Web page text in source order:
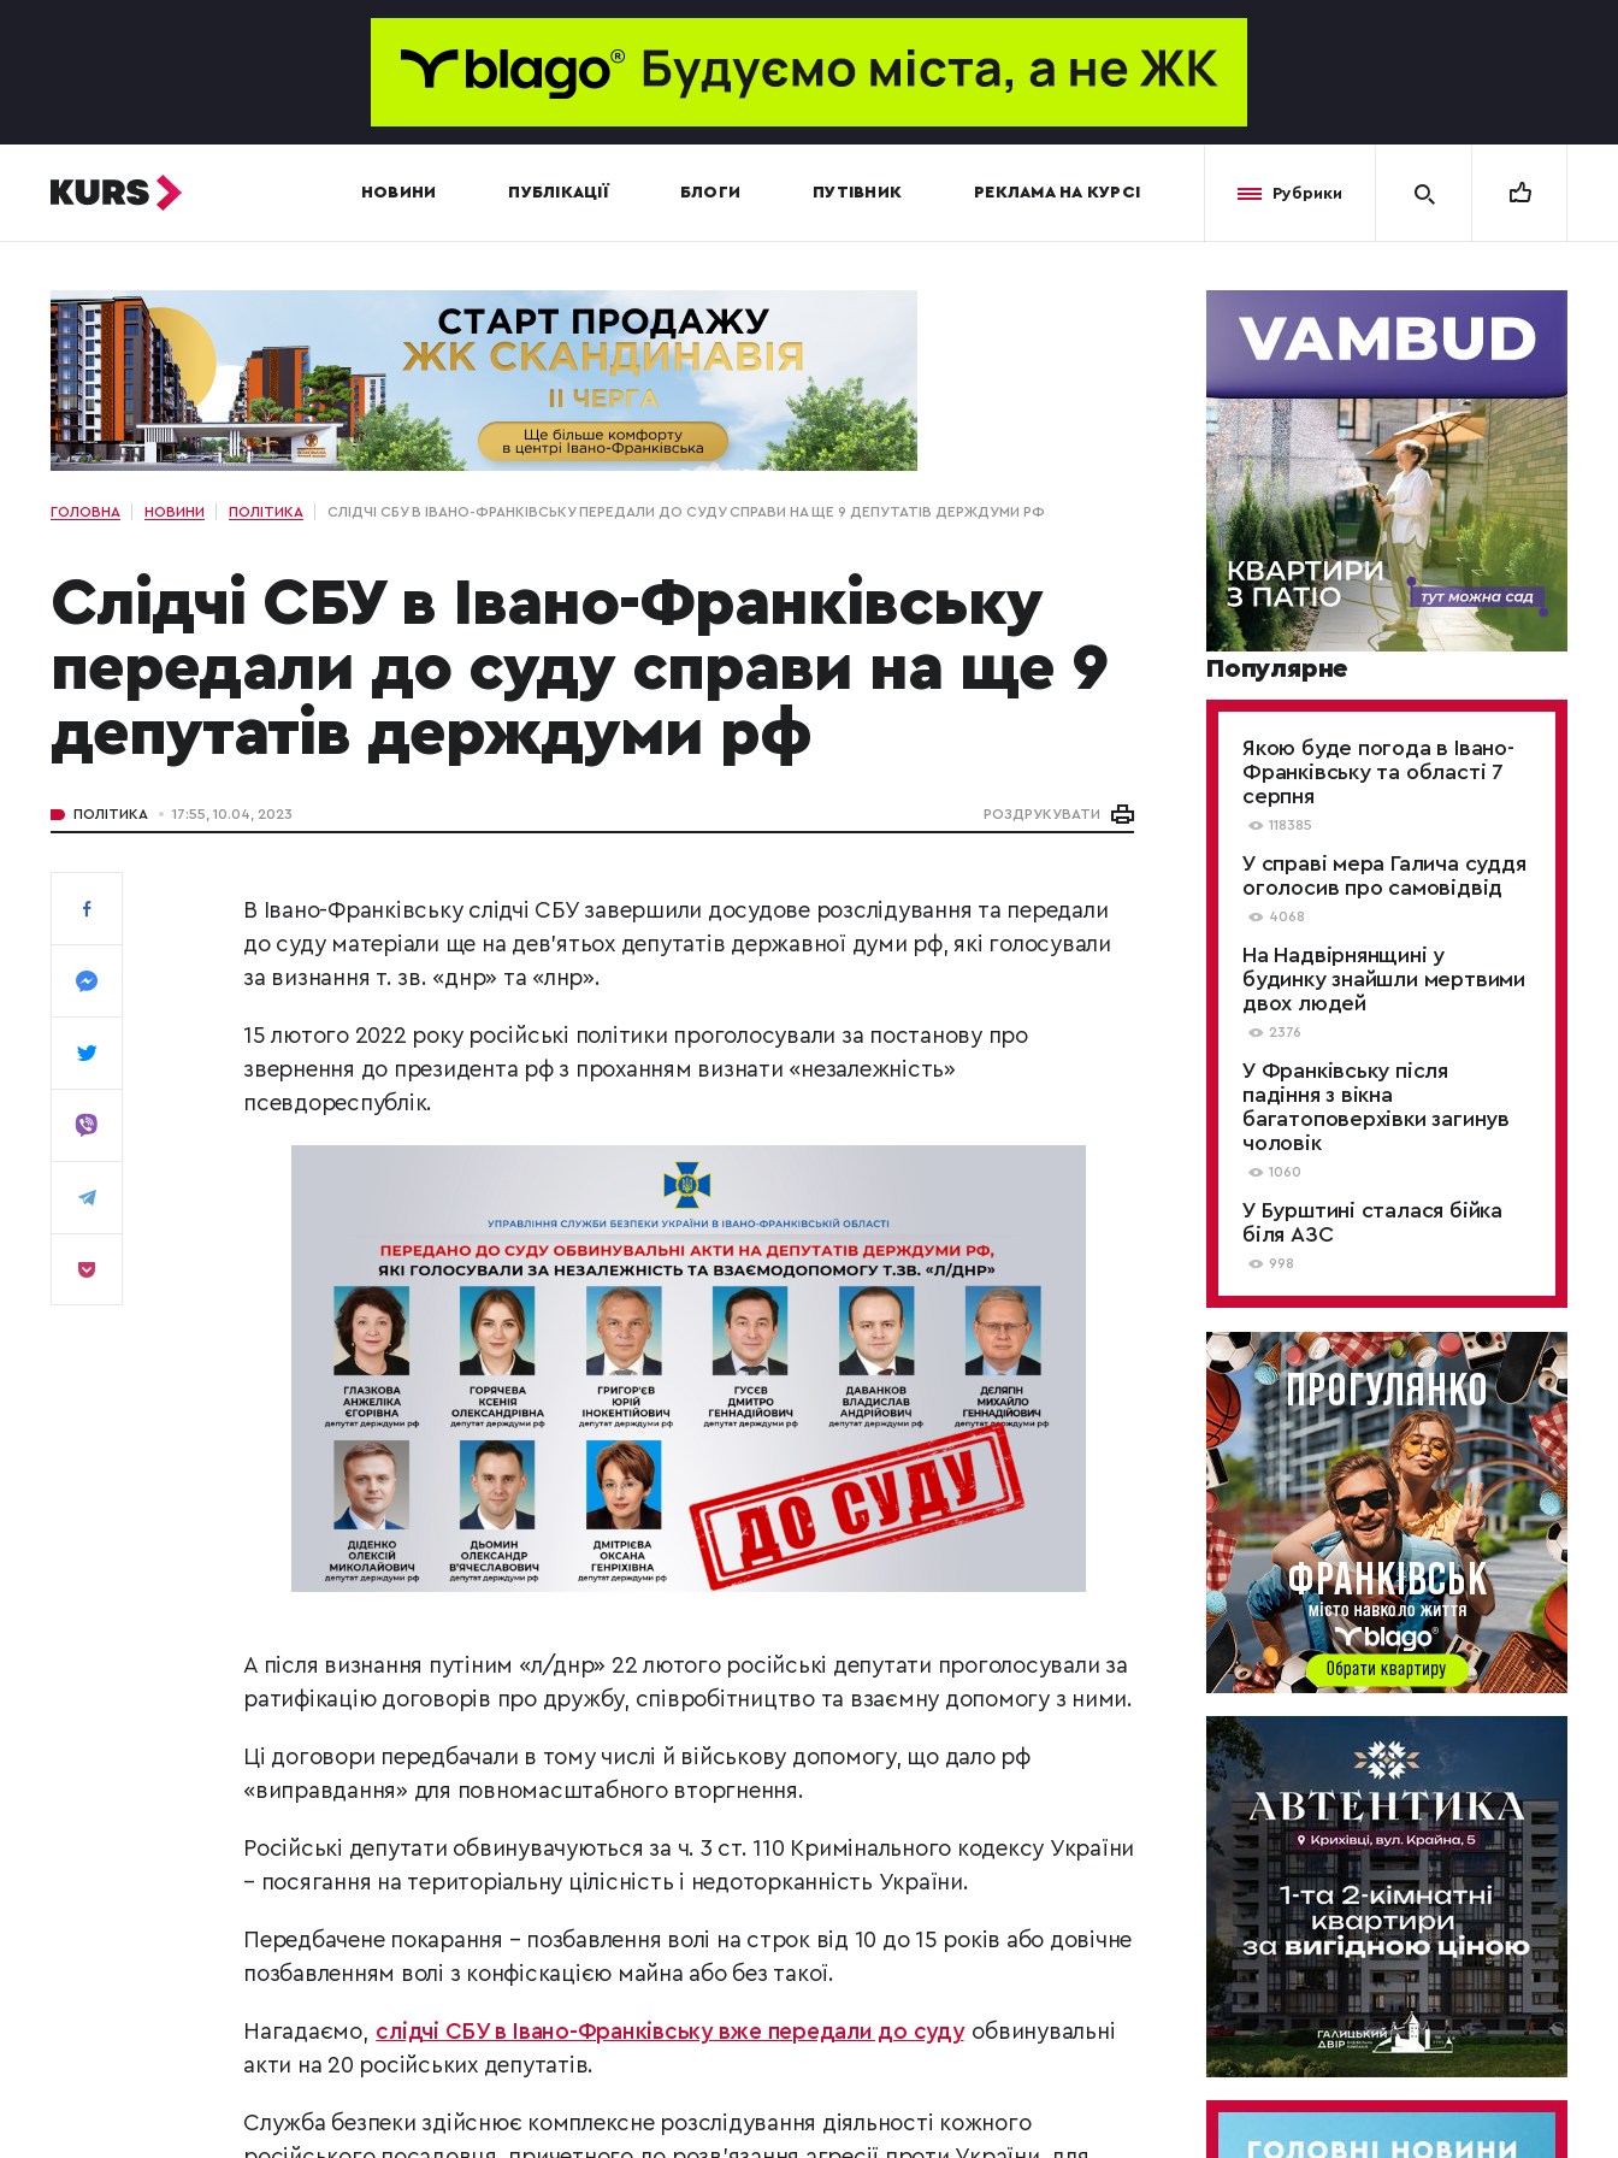
НОВИНИ ПУБЛІКАЦІЇ БЛОГИ ПУТІВНИК РЕКЛАМА НА КУРСІ Рубрики
ГОЛОВНА НОВИНИ ПОЛІТИКА СЛІДЧІ СБУ В ІВАНО-ФРАНКІВСЬКУ ПЕРЕДАЛИ ДО СУДУ СПРАВИ НА ЩЕ 9 ДЕПУТАТІВ ДЕРЖДУМИ РФ
Слідчі СБУ в Івано-Франківську
передали до суду справи на ще 9
депутатів держдуми рф
ПОЛІТИКА 17:55, 10.04, 2023 РОЗДРУКУВАТИ
В Івано-Франківську слідчі СБУ завершили досудове розслідування та передали
до суду матеріали ще на дев’ятьох депутатів державної думи рф, які голосували
за визнання т. зв. «днр» та «лнр».
15 лютого 2022 року російські політики проголосували за постанову про
звернення до президента рф з проханням визнати «незалежність»
псевдореспублік.
А після визнання путіним «л/днр» 22 лютого російські депутати проголосували за
ратифікацію договорів про дружбу, співробітництво та взаємну допомогу з ними.
Ці договори передбачали в тому числі й військову допомогу, що дало рф
«виправдання» для повномасштабного вторгнення.
Російські депутати обвинувачуються за ч. 3 ст. 110 Кримінального кодексу України
– посягання на територіальну цілісність і недоторканність України.
Передбачене покарання – позбавлення волі на строк від 10 до 15 років або довічне
позбавленням волі з конфіскацією майна або без такої.
Нагадаємо, слідчі СБУ в Івано-Франківську вже передали до суду обвинувальні
акти на 20 російських депутатів.
Служба безпеки здійснює комплексне розслідування діяльності кожного
Популярне
Якою буде погода в Івано-
Франківську та області 7
серпня
118385
У справі мера Галича суддя
оголосив про самовідвід
4068
На Надвірнянщині у
будинку знайшли мертвими
двох людей
2376
У Франківську після
падіння з вікна
багатоповерхівки загинув
чоловік
1060
У Бурштині сталася бійка
біля АЗС
998